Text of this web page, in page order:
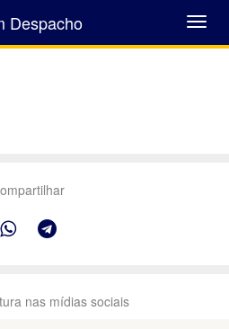
Abrir
Menu
Despacho
nas mídias sociais